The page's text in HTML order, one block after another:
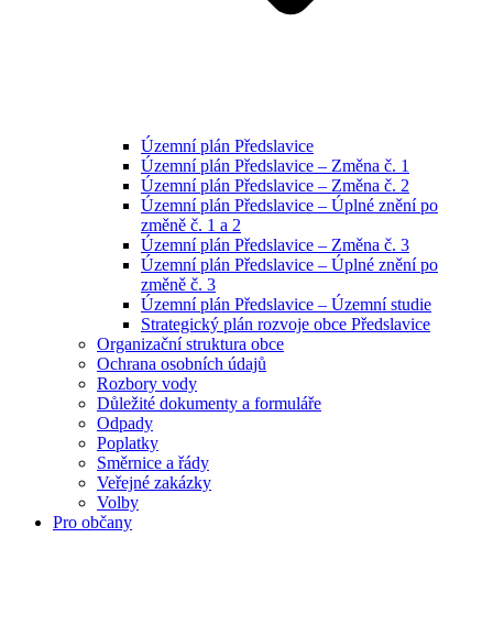
Územní plán Předslavice
Územní plán Předslavice – Změna č. 1
Územní plán Předslavice – Změna č. 2
Územní plán Předslavice – Úplné znění po
změně č. 1 a 2
Územní plán Předslavice – Změna č. 3
Územní plán Předslavice – Úplné znění po
změně č. 3
Územní plán Předslavice – Územní studie
Strategický plán rozvoje obce Předslavice
Organizační struktura obce
Ochrana osobních údajů
Rozbory vody
Důležité dokumenty a formuláře
Odpady
Poplatky
Směrnice a řády
Veřejné zakázky
Volby
Pro občany